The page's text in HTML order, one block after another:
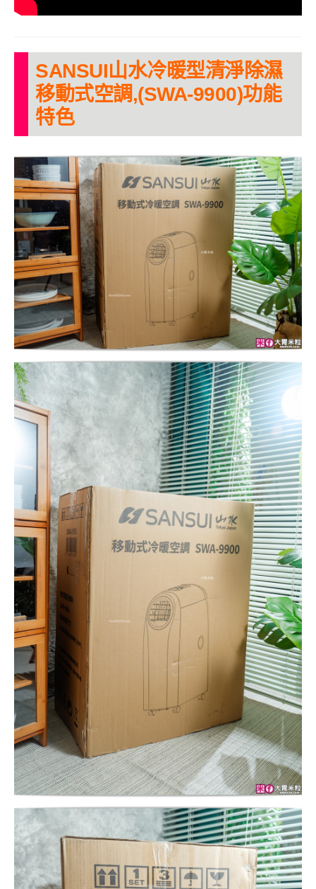
SANSUI山水冷暖型清淨除濕
移動式空調,(SWA-9900)功能
特色